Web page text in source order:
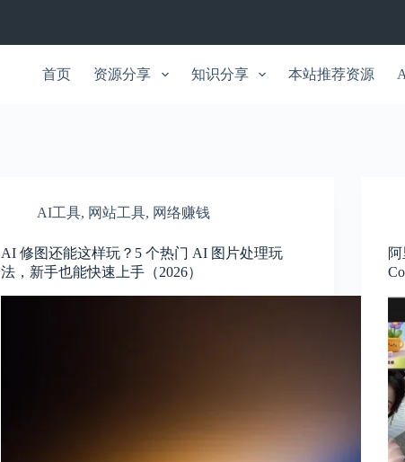
首页 资源分享 知识分享 本站推荐资源
AI工具, 网站工具, 网络赚钱
AI 修图还能这样玩？5 个热门 AI 图片处理玩
法，新手也能快速上手（2026）